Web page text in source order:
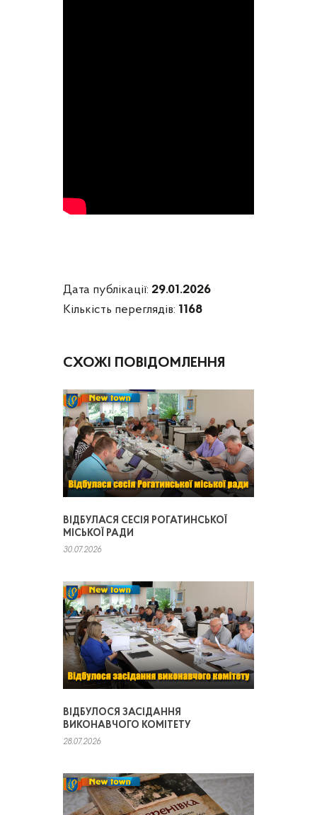
Дата публікації: 29.01.2026
Кількість переглядів: 1168
СХОЖІ ПОВІДОМЛЕННЯ
ВІДБУЛАСЯ СЕСІЯ РОГАТИНСЬКОЇ
МІСЬКОЇ РАДИ
30.07.2026
ВІДБУЛОСЯ ЗАСІДАННЯ
ВИКОНАВЧОГО КОМІТЕТУ
28.07.2026